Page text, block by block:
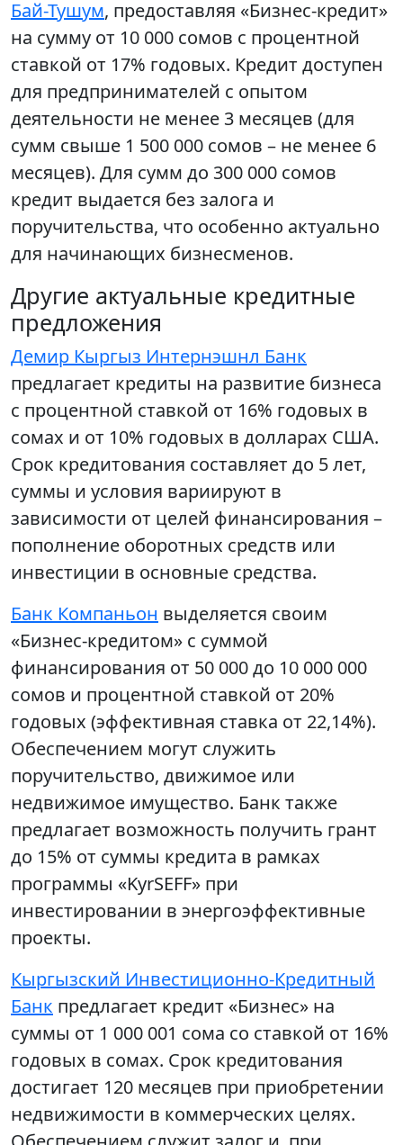
Бай-Тушум, предоставляя «Бизнес-кредит»
на сумму от 10 000 сомов с процентной
ставкой от 17% годовых. Кредит доступен
для предпринимателей с опытом
деятельности не менее 3 месяцев (для
сумм свыше 1 500 000 сомов – не менее 6
месяцев). Для сумм до 300 000 сомов
кредит выдается без залога и
поручительства, что особенно актуально
для начинающих бизнесменов.
Другие актуальные кредитные
предложения
Демир Кыргыз Интернэшнл Банк
предлагает кредиты на развитие бизнеса
с процентной ставкой от 16% годовых в
сомах и от 10% годовых в долларах США.
Срок кредитования составляет до 5 лет,
суммы и условия вариируют в
зависимости от целей финансирования –
пополнение оборотных средств или
инвестиции в основные средства.
Банк Компаньон выделяется своим
«Бизнес-кредитом» с суммой
финансирования от 50 000 до 10 000 000
сомов и процентной ставкой от 20%
годовых (эффективная ставка от 22,14%).
Обеспечением могут служить
поручительство, движимое или
недвижимое имущество. Банк также
предлагает возможность получить грант
до 15% от суммы кредита в рамках
программы «KyrSEFF» при
инвестировании в энергоэффективные
проекты.
Кыргызский Инвестиционно-Кредитный
Банк предлагает кредит «Бизнес» на
суммы от 1 000 001 сома со ставкой от 16%
годовых в сомах. Срок кредитования
достигает 120 месяцев при приобретении
недвижимости в коммерческих целях.